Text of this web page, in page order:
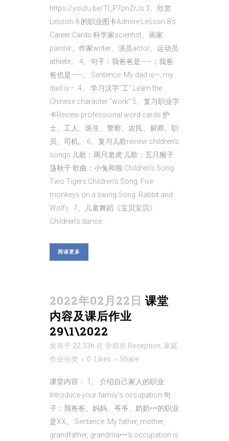
https://youtu.be/TI_P7pnZrJs 3、欣赏
Lesson 8 的职业图卡Admire Lesson 8's
Career Cards 科学家scientist、画家
painter、作家writer、演员actor、运动员
athlete。 4、句子：我爸爸是——；我爸
爸也是——。 Sentence: My dad is—; my
dad is—. 4、 学习汉字“工" Learn the
Chinese character "work" 5、复习职业字
卡Review professional word cards 护
士、工人、医生、警察、农民、厨师、职
员、司机。 6、复习儿歌review children's
songs 儿歌：两只老虎 儿歌：五只猴子
荡秋千 歌曲：小兔和狼 Children's Song:
Two Tigers Children's Song: Five
monkeys on a swing Song: Rabbit and
Wolf） 7、儿童舞蹈《宝贝宝贝》
Children's dance...
阅读更多
2022年02月22日 课堂
内容及课后作业
29\1\2022
发布于 22:33h 在 学前班 Reception, 家庭
作业分类 0 Likes Share
课堂内容： 1、 介绍自己家人的职业
Introduce your family’s occupation 句
子：我爸爸、妈妈、爷爷、奶奶•••的职业
是XX。 Sentence: My father, mother,
grandfather, grandma•••'s occupation is